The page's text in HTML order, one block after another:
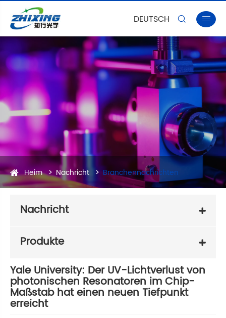
DEUTSCH  
Heim Nachricht Branchennachrichten
Nachricht
Produkte
Yale University: Der UV-Lichtverlust von
photonischen Resonatoren im Chip-
Maßstab hat einen neuen Tiefpunkt
erreicht